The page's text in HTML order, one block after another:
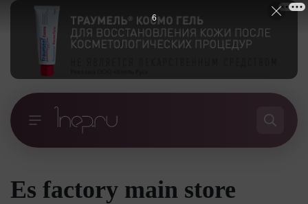
Es factory main store
6